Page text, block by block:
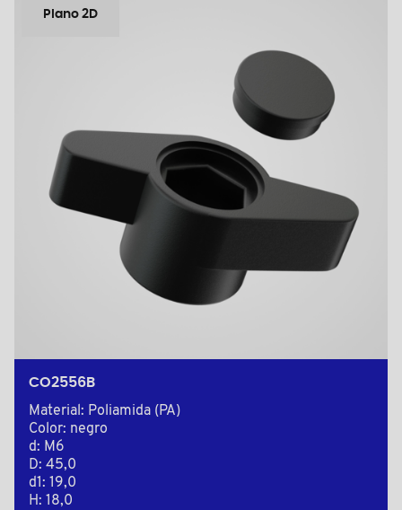
Plano 2D
CO2556B
Material: Poliamida (PA)
Color: negro
d: M6
D: 45,0
d1: 19,0
H: 18,0